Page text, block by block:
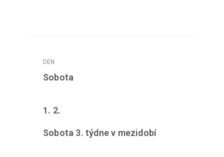
Sobota
1. 2.
Sobota 3. týdne v mezidobí